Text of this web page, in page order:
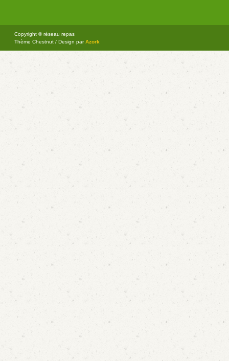
Copyright © réseau repas
Thème Chestnut / Design parAzork